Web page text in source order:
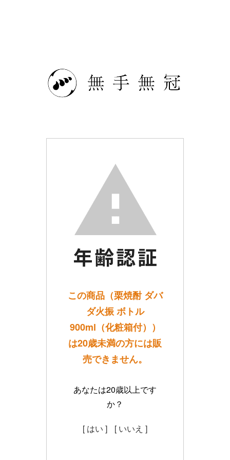
この商品（栗焼酎 ダバ
ダ火振 ボトル
900ml（化粧箱付））
は20歳未満の方には販
売できません。
あなたは20歳以上です
か？
[ はい ] [ いいえ ]